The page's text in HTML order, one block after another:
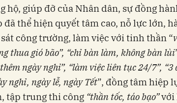
hộ, giúp đỡ của Nhân dân, sự đồng
đã thể hiện quyết tâm cao, nỗ lực lớn,
công trường, làm việc với tinh thần “
thua gió bão”, “chỉ bàn làm, không bàn lùi
ngày nghỉ”, “làm việc liên tục 24/7”, “3
nghỉ, ngàylễ, ngày Tết”, đồng tâm hiệp
tập trung thi công “thần tốc, táo bạo”với